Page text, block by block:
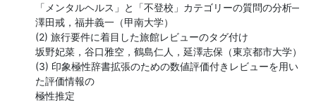
「メンタルヘルス」と「不登校」カテゴリーの質問の分析─
澤田戒，福井義一（甲南大学）
(2) 旅行要件に着目した旅館レビューのタグ付け
坂野妃菜，谷口雅空，鶴島仁人，延澤志保（東京都市大学）
(3) 印象極性辞書拡張のための数値評価付きレビューを用い
た評価情報の
極性推定